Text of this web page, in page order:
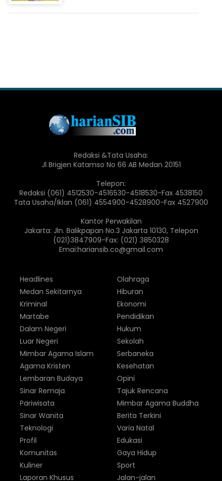
Redaksi &Tata Usaha:
Jl Brigjen Katamso No 66 AB Medan 20151
Telepon:
Redaksi (061) 4512530-4516530-4518530-Fax 4538150
Tata Usaha/Iklan (061) 4554900-4528900-Fax 4527900
Kantor Perwakilan
Jakarta: Jln. Balikpapan No.3 Jakarta 10130, Telepon
(021)3847909-Fax: (021) 3850328
Emai:hariansib.co@gmail.com
Headlines
Medan Sekitarnya
Kriminal
Martabe
Dalam Negeri
Luar Negeri
Olahraga
Hiburan
Ekonomi
Pendidikan
Hukum
Sekolah
Mimbar Agama Islam
Agama Kristen
Lembaran Budaya
Sinar Remaja
Pariwisata
Sinar Wanita
Serbaneka
Kesehatan
Opini
Tajuk Rencana
Mimbar Agama Buddha
Berita Terkini
Teknologi
Profil
Komunitas
Kuliner
Laporan Khusus
Varia Natal
Edukasi
Gaya Hidup
Sport
Jalan-jalan